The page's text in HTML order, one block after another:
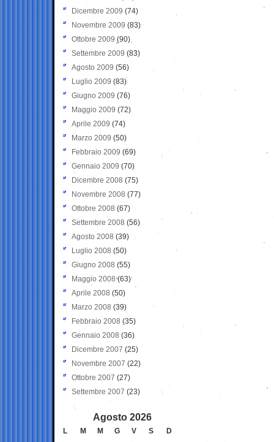
Dicembre 2009 (74)
Novembre 2009 (83)
Ottobre 2009 (90)
Settembre 2009 (83)
Agosto 2009 (56)
Luglio 2009 (83)
Giugno 2009 (76)
Maggio 2009 (72)
Aprile 2009 (74)
Marzo 2009 (50)
Febbraio 2009 (69)
Gennaio 2009 (70)
Dicembre 2008 (75)
Novembre 2008 (77)
Ottobre 2008 (67)
Settembre 2008 (56)
Agosto 2008 (39)
Luglio 2008 (50)
Giugno 2008 (55)
Maggio 2008(63)
Aprile 2008 (50)
Marzo 2008 (39)
Febbraio 2008 (35)
Gennaio 2008 (36)
Dicembre 2007 (25)
Novembre 2007 (22)
Ottobre 2007 (27)
Settembre 2007 (23)
Agosto 2026
L M M G V S
D